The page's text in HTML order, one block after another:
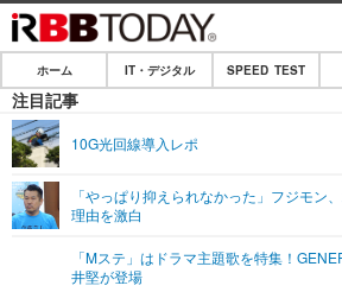
ホーム
IT・デジタル
ネタ
ショッピング
SPEED TEST
エンタメ
エンタメTOP
ライフ
ホーム IT・デジタル SPEED TEST
注目記事
10G光回線導入レポ
「やっぱり抑えられなかった」フジモン
理由を激白
「Mステ」はドラマ主題歌を特集！
井堅が登場